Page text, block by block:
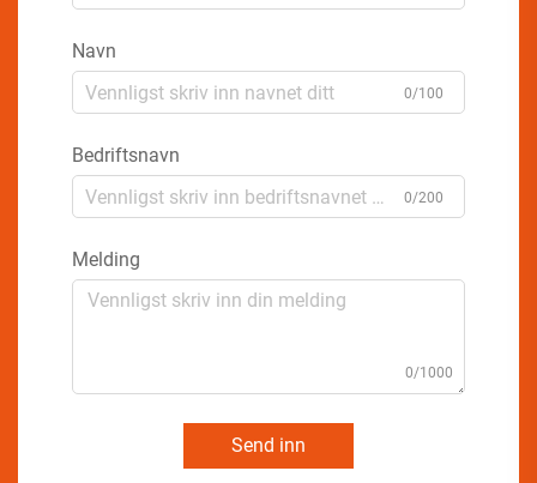
Navn
0/100
Bedriftsnavn
0/200
Melding
0/1000
Send inn